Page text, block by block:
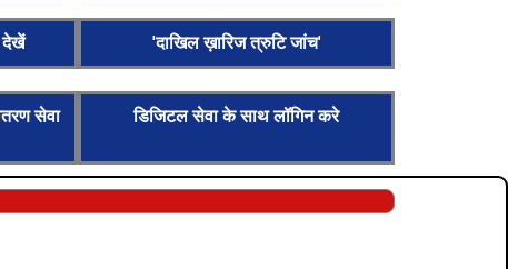
देखें 'दाखिल ख़ारिज त्रुटि जांच'
सेवा डिजिटल सेवा के साथ लॉगिन करे